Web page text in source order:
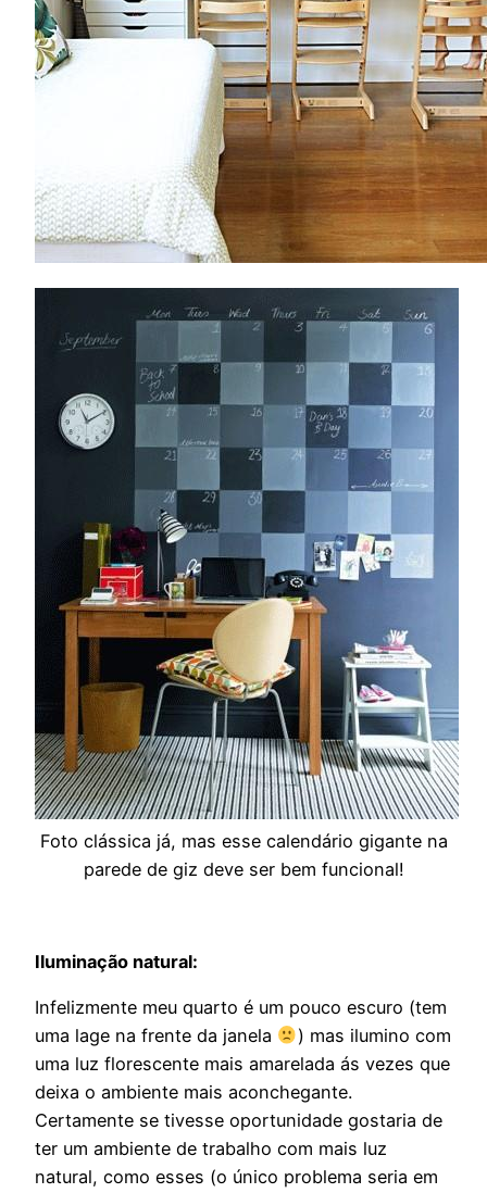
Foto clássica já, mas esse calendário gigante na
parede de giz deve ser bem funcional!
Iluminação natural:
Infelizmente meu quarto é um pouco escuro (tem
uma lage na frente da janela
) mas ilumino com
uma luz florescente mais amarelada ás vezes que
deixa o ambiente mais aconchegante.
Certamente se tivesse oportunidade gostaria de
ter um ambiente de trabalho com mais luz
natural, como esses (o único problema seria em